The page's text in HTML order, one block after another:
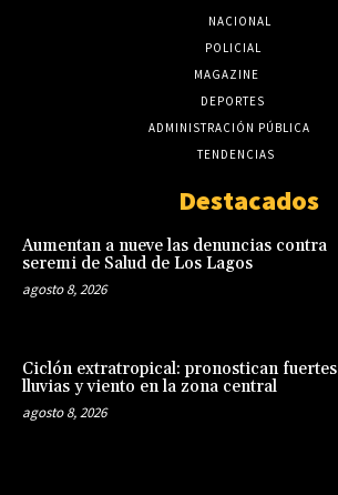
NACIONAL
POLICIAL
MAGAZINE
DEPORTES
ADMINISTRACIÓN PÚBLICA
TENDENCIAS
Destacados
Aumentan a nueve las denuncias contra
seremi de Salud de Los Lagos
agosto 8, 2026
Ciclón extratropical: pronostican fuertes
lluvias y viento en la zona central
agosto 8, 2026